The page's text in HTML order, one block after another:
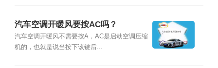
汽车空调开暖风要按AC吗？
汽车空调开暖风不需要按A，AC是启动空调压缩
机的，也就是说当按下该键后...